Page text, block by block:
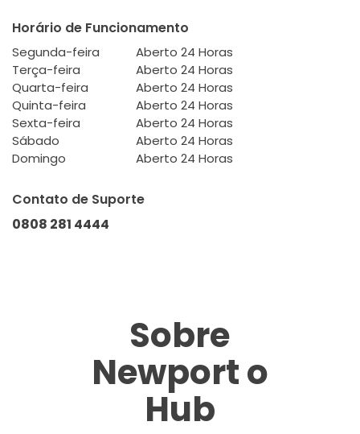
Horário de Funcionamento
Segunda-feira
Aberto 24 Horas
Terça-feira
Aberto 24 Horas
Quarta-feira
Aberto 24 Horas
Quinta-feira
Aberto 24 Horas
Sexta-feira
Aberto 24 Horas
Sábado
Aberto 24 Horas
Domingo
Aberto 24 Horas
Contato de Suporte
0808 281 4444
Sobre
Newport o
Hub